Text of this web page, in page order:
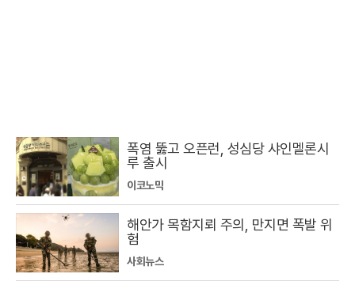
폭염 뚫고 오픈런, 성심당 샤인멜론시
루 출시
이코노믹
해안가 목함지뢰 주의, 만지면 폭발 위
험
사회뉴스